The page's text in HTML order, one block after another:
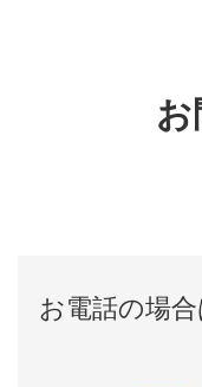
お
お電話の場